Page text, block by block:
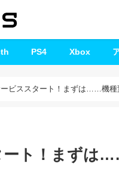
PS4 Xbox
ービススタート！まずは……機種
ート！まずは